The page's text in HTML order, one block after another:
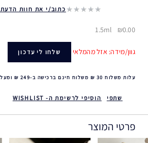
כתוב/י את חוות
1.5ml ₪0.00
גוון/מידה: אזל מהמלאי שלחו לי עדכון
עלות משלוח 30 ₪ משלוח חינם ברכישה ב-249 ₪ ומעלה & החזרות חינם
שתפי הוסיפי לרשימת ה- WISHLIST
פרטי המוצר